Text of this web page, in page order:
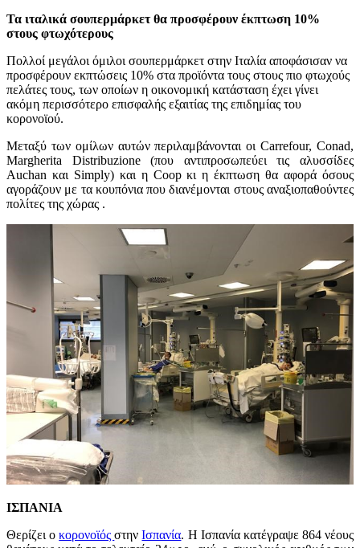
Τα ιταλικά σουπερμάρκετ θα προσφέρουν έκπτωση 10%
στους φτωχότερους
Πολλοί μεγάλοι όμιλοι σουπερμάρκετ στην Ιταλία αποφάσισαν να
προσφέρουν εκπτώσεις 10% στα προϊόντα τους στους πιο φτωχούς
πελάτες τους, των οποίων η οικονομική κατάσταση έχει γίνει
ακόμη περισσότερο επισφαλής εξαιτίας της επιδημίας του
κορονοϊού.
Μεταξύ των ομίλων αυτών περιλαμβάνονται οι Carrefour, Conad,
Margherita Distribuzione (που αντιπροσωπεύει τις αλυσσίδες
Auchan και Simply) και η Coop κι η έκπτωση θα αφορά όσους
αγοράζουν με τα κουπόνια που διανέμονται στους αναξιοπαθούντες
πολίτες της χώρας .
ΙΣΠΑΝΙΑ
Θερίζει οκορονοϊόςστηνΙσπανία. Η Ισπανία κατέγραψε 864 νέους